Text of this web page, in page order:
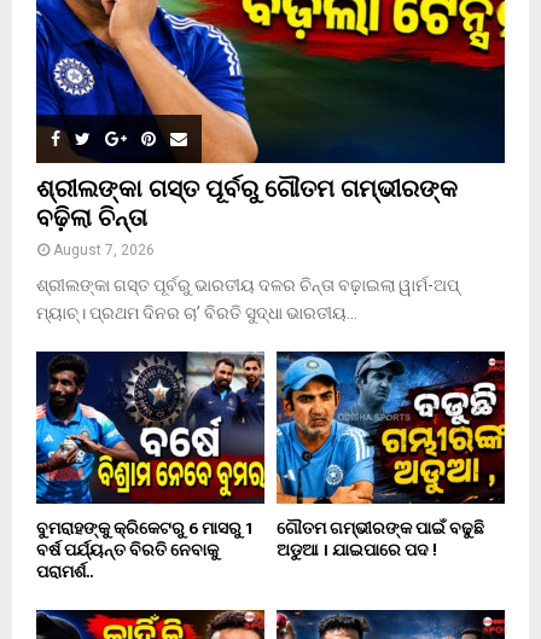
H
ଶ୍ରୀଲଙ୍କା ଗସ୍ତ ପୂର୍ବରୁ ଗୌତମ ଗମ୍ଭୀରଙ୍କ
ବଢ଼ିଲା ଚିନ୍ତା
August 7, 2026
ଶ୍ରୀଲଙ୍କା ଗସ୍ତ ପୂର୍ବରୁ ଭାରତୀୟ ଦଳର ଚିନ୍ତା ବଢ଼ାଇଲା ୱାର୍ମ-ଅପ୍
ମ୍ୟାଚ୍। ପ୍ରଥମ ଦିନର ଚା’ ବିରତି ସୁଦ୍ଧା ଭାରତୀୟ...
ବୁମରାହଙ୍କୁ କ୍ରିକେଟରୁ 6 ମାସରୁ 1
ବର୍ଷ ପର୍ଯ୍ୟନ୍ତ ବିରତି ନେବାକୁ
ପରାମର୍ଶ..
ଗୌତମ ଗମ୍ଭୀରଙ୍କ ପାଇଁ ବଢୁଛି
ଅଡୁଆ । ଯାଇପାରେ ପଦ !